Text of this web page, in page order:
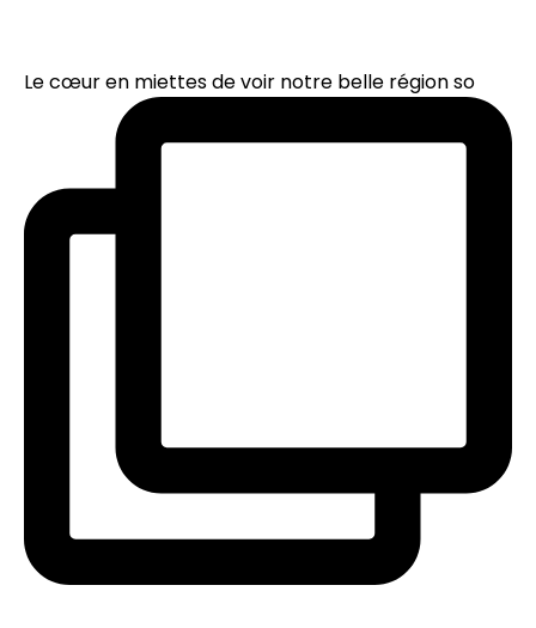
Le cœur en miettes de voir notre belle région so